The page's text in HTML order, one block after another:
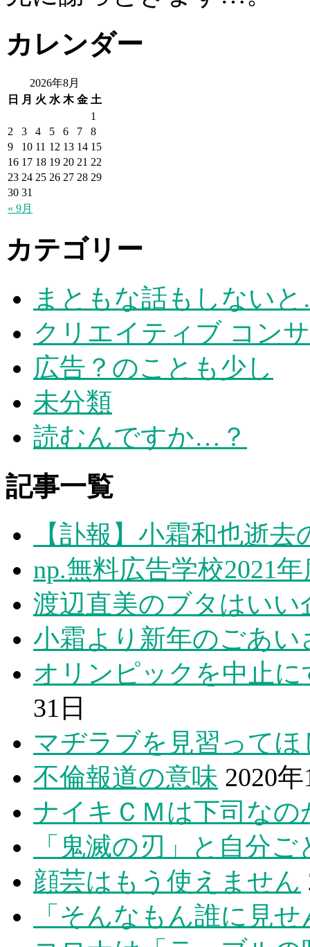
カレンダー
2026年8月
日
月 火 水 木 金 土
« 9月
1
2
3 4 5 6 7
8
9
10 11 12 13 14 15
16 17 18 19 20 21 22
23 24 25 26 27 28 29
30 31
カテゴリー
まともな話もしない
クリエイティブ コン
広告？のことも少し
未分類
読むんですか…？
記事一覧
【訃報】小霜和也逝
np.無料広告学校2021
渡辺直美のブタはい
小霜より新年のごあい
オリンピックを中止
31日
マヂラブを見習ってほ
不倫報道の意味 2020
ナイキＣＭは下司なの
「鬼滅の刃」と自分ご
顔芸はもう使えません
「そんなもん誰に見